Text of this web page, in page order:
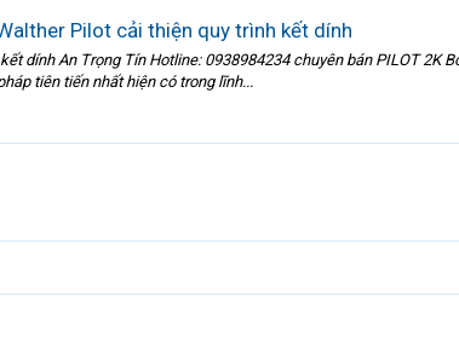
Pilot cải thiện quy trình kết dính
dính An Trọng Tín Hotline: 0938984234 chuyên bán PILOT 2K
tiên tiến nhất hiện có trong lĩnh...